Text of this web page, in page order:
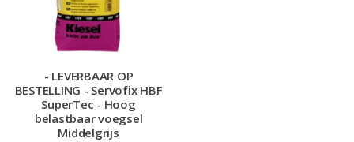
- LEVERBAAR OP
BESTELLING - Servofix HBF
SuperTec - Hoog
belastbaar voegsel
Middelgrijs